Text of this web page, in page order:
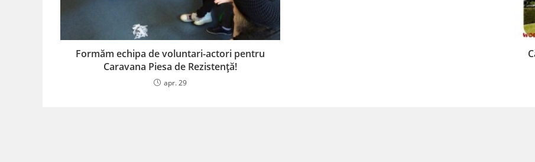
Formăm echipa de voluntari-actori pentru
Caravana Piesa de Rezistență!
apr. 29